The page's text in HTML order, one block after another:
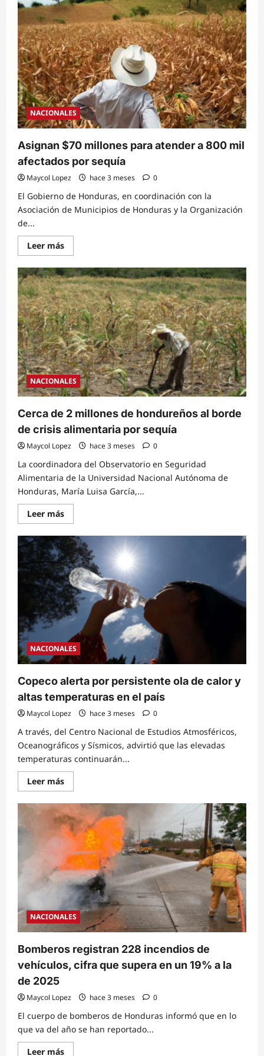
sequía
afectas
a
sector
ganadero
del
sur
del
país
quienes
reportan
ya
muerte
de
reses
NACIONALES
Asignan $70 millones para atender a 800 mil
afectados por sequía
Maycol Lopez hace 3 meses 0
El Gobierno de Honduras, en coordinación con la
Asociación de Municipios de Honduras y la Organización
de...
Leer másRead
more
Asignan
$70
millones
para
atender
a
800
mil
afectados
por
sequía
NACIONALES
Cerca de 2 millones de hondureños al borde
de crisis alimentaria por sequía
Maycol Lopez hace 3 meses 0
La coordinadora del Observatorio en Seguridad
Alimentaria de la Universidad Nacional Autónoma de
Honduras, María Luisa García,...
Leer másRead
more
Cerca
de
2
millones
de
hondureños
al
borde
de
crisis
alimentaria
sequía
NACIONALES
Copeco alerta por persistente ola de calor y
altas temperaturas en el país
Maycol Lopez hace 3 meses 0
A través, del Centro Nacional de Estudios Atmosféricos,
Oceanográficos y Sísmicos, advirtió que las elevadas
temperaturas continuarán...
Leer másRead
more
Copeco
alerta
por
persistente
ola
calor
y
altas
temperaturas
en
el
NACIONALES
Bomberos registran 228 incendios de
vehículos, cifra que supera en un 19% a la
de 2025
Maycol Lopez hace 3 meses 0
El cuerpo de bomberos de Honduras informó que en lo
que va del año se han reportado...
Leer másRead